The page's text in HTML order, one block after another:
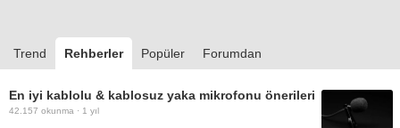
Trend Rehberler Popüler Forumdan
En iyi kablolu & kablosuz yaka mikrofonu önerileri
42.157 okunma · 1 yıl